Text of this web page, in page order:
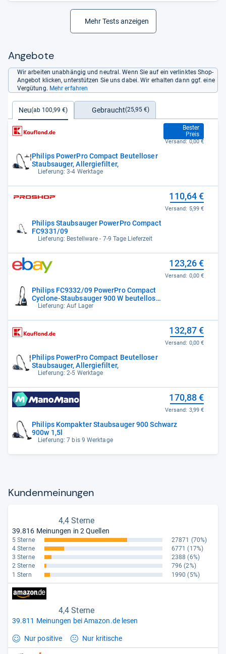
Mehr Tests anzeigen
Angebote
Wir arbeiten unabhängig und neutral. Wenn Sie auf ein verlinktes Shop-
Angebot klicken, unterstützen Sie uns dabei. Wir erhalten dann ggf. eine
Vergütung. Mehr erfahren
Neu(ab 100,99 €) Gebraucht(25,95 €)
Philips PowerPro Compact Beutelloser
Staubsauger, Allergiefilter,
Lieferung: 3-4 Werktage
Bester
Preis
100,99 €
Versand: 0,00 €
Philips Staubsauger PowerPro Compact
FC9331/09
Lieferung: Bestellware - 7-9 Tage Lieferzeit
110,64 €
Versand: 5,99 €
Philips FC9332/09 PowerPro Compact
Cyclone-Staubsauger 900 W beutellos
schwarz
Lieferung: Auf Lager
123,26 €
Versand: 0,00 €
Philips PowerPro Compact Beutelloser
Staubsauger, Allergiefilter,
Lieferung: 2-5 Werktage
132,87 €
Versand: 0,00 €
Philips Kompakter Staubsauger 900 Schwarz
900w 1,5l
Lieferung: 7 bis 9 Werktage
170,88 €
Versand: 3,99 €
Kun­den­mei­nun­gen
4,4 Sterne
39.816 Meinungen in 2 Quellen
5 Sterne 27871 (70%)
4 Sterne
6771 (17%)
3 Sterne
2388 (6%)
2 Sterne
796 (2%)
1 Stern
1990 (5%)
4,4 Sterne
39.811 Meinungen bei Amazon.de lesen
Nur positive Nur kritische